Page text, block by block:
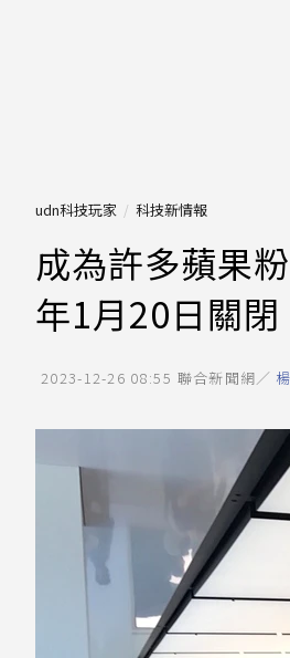
udn科技玩家 科技新情報
成為許多蘋果
年1月20日關閉
2023-12-26 08:55 聯合新聞網／